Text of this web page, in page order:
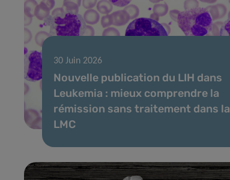
30 Juin 2026
Nouvelle publication du LIH dans
Leukemia : mieux comprendre la
rémission sans traitement dans la
LMC